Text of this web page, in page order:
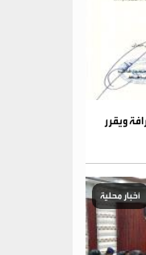
3 منشآت صرافة ويقرر
أخبار محلية